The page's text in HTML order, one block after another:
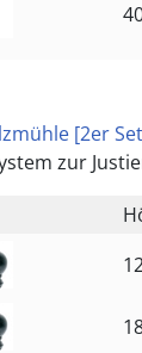
[2er
zur